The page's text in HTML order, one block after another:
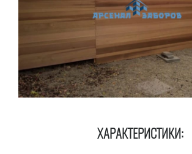
ХАРАКТЕРИСТИКИ: